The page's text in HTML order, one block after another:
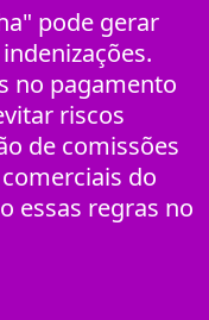
pode gerar
no pagamento
riscos
de comissões
do
essas regras no